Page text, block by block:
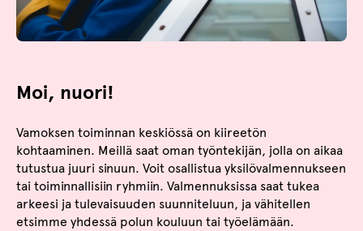
Moi, nuori!
Vamoksen toiminnan keskiössä on kiireetön
kohtaaminen. Meillä saat oman työntekijän, jolla on aikaa
tutustua juuri sinuun. Voit osallistua yksilövalmennukseen
tai toiminnallisiin ryhmiin. Valmennuksissa saat tukea
arkeesi ja tulevaisuuden suunniteluun, ja vähitellen
etsimme yhdessä polun kouluun tai työelämään.